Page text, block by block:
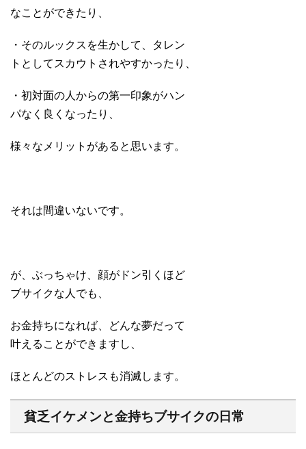
なことができたり、
・そのルックスを生かして、タレン
トとしてスカウトされやすかったり、
・初対面の人からの第一印象がハン
パなく良くなったり、
様々なメリットがあると思います。
それは間違いないです。
が、ぶっちゃけ、顔がドン引くほど
ブサイクな人でも、
お金持ちになれば、どんな夢だって
叶えることができますし、
ほとんどのストレスも消滅します。
貧乏イケメンと金持ちブサイクの日常